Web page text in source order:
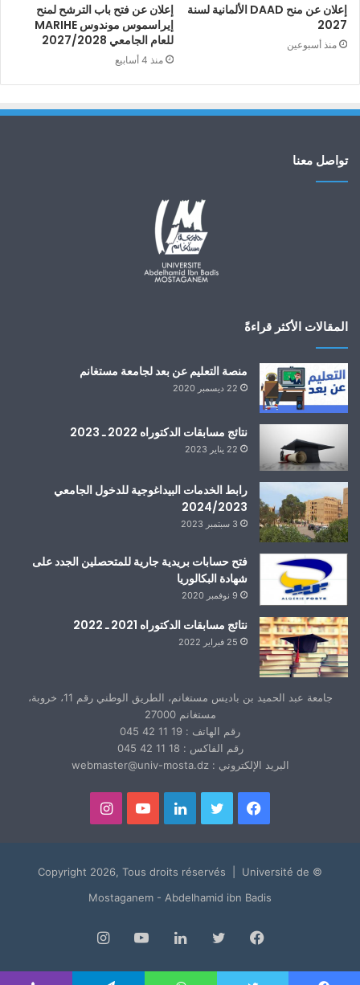
إعلان عن منح DAAD الألمانية لسنة
2027
منذ أسبوعين
إعلان عن فتح باب الترشح لمنح
إيراسموس موندوس MARIHE
للعام الجامعي 2027/2028
منذ 4 أسابيع
تواصل معنا
المقالات الأكثر قراءةً
منصة التعليم عن بعد لجامعة مستغانم
22 ديسمبر 2020
نتائج مسابقات الدكتوراه 2022 ـ 2023
22 يناير 2023
رابط الخدمات البيداغوجية للدخول الجامعي
2024/2023
3 سبتمبر 2023
فتح حسابات بريدية جارية للمتحصلين الجدد على
شهادة البكالوريا
9 نوفمبر 2020
نتائج مسابقات الدكتوراه 2021 ـ 2022
25 فبراير 2022
جامعة عبد الحميد بن باديس مستغانم، الطريق الوطني رقم 11، خروبة،
مستغانم 27000
رقم الهاتف : 19 11 42 045
رقم الفاكس : 18 11 42 045
البريد الإلكتروني : webmaster@univ-mosta.dz
فيسبوك تويتر لينكدإنيوتيوبانستقرام
© Copyright 2026, Tous droits réservés | Université de
Mostaganem - Abdelhamid ibn Badis
فيسبوك تويتر لينكدإنيوتيوبانستقرام